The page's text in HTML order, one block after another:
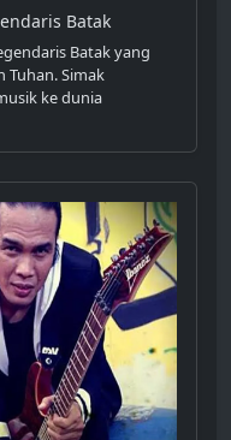
Batak
Batak yang
Tuhan. Simak
ke dunia